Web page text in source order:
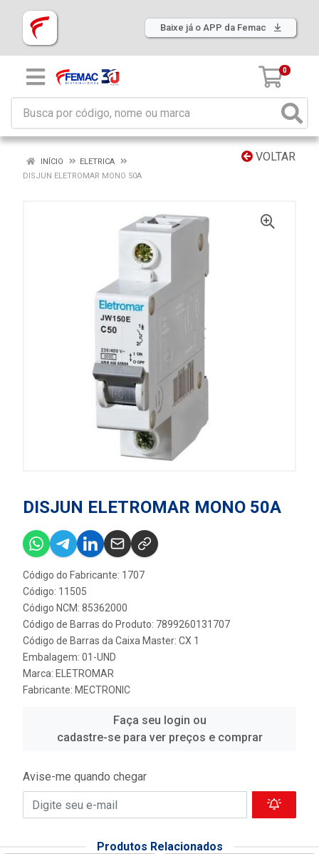
Baixe já o APP da Femac
0
VOLTAR
INÍCIO
ELETRICA
DISJUN ELETROMAR MONO 50A
DISJUN ELETROMAR MONO 50A
Código do Fabricante: 1707
Código: 11505
Código NCM: 85362000
Código de Barras do Produto: 7899260131707
Código de Barras da Caixa Master: CX 1
Embalagem: 01-UND
Marca: ELETROMAR
Fabricante: MECTRONIC
Faça seu login ou
cadastre-se para ver preços e comprar
Avise-me quando chegar
Produtos Relacionados